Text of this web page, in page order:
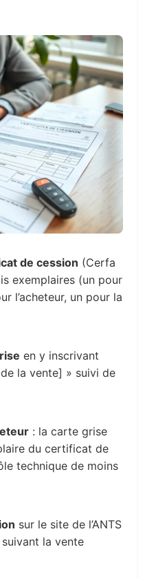
de cession (Cerfa
exemplaires (un pour
l’acheteur, un pour la
en y inscrivant
la vente] » suivi de
: la carte grise
du certificat de
technique de moins
sur le site de l’ANTS
la vente